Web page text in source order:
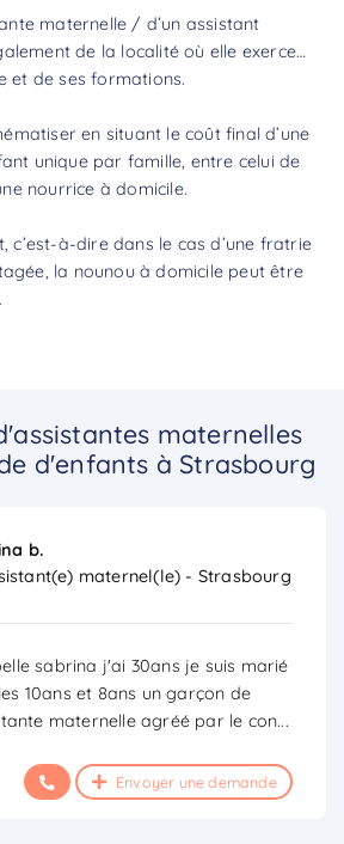
maternelle / d’un assistant
de la localité où elle exerce…
et de ses formations.
en situant le coût final d’une
unique par famille, entre celui de
nourrice à domicile.
c’est-à-dire dans le cas d’une fratrie
la nounou à domicile peut être
maternelles
d'enfants à Strasbourg
b.
maternel(le) - Strasbourg
sabrina j'ai 30ans je suis marié
10ans et 8ans un garçon de
maternelle agréé par le con...
Envoyer une demande